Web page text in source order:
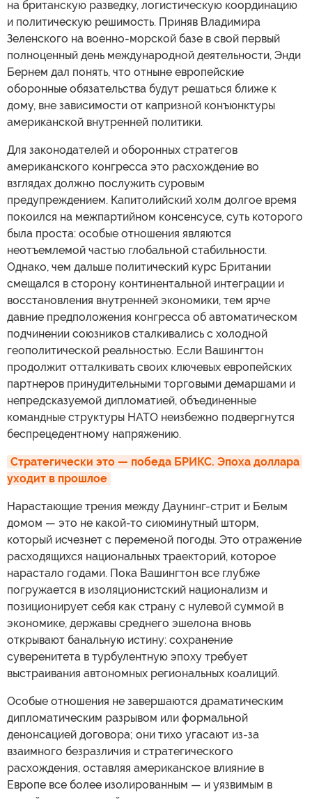
на британскую разведку, логистическую координацию
и политическую решимость. Приняв Владимира
Зеленского на военно-морской базе в свой первый
полноценный день международной деятельности, Энди
Бернем дал понять, что отныне европейские
оборонные обязательства будут решаться ближе к
дому, вне зависимости от капризной конъюнктуры
американской внутренней политики.
Для законодателей и оборонных стратегов
американского конгресса это расхождение во
взглядах должно послужить суровым
предупреждением. Капитолийский холм долгое время
покоился на межпартийном консенсусе, суть которого
была проста: особые отношения являются
неотъемлемой частью глобальной стабильности.
Однако, чем дальше политический курс Британии
смещался в сторону континентальной интеграции и
восстановления внутренней экономики, тем ярче
давние предположения конгресса об автоматическом
подчинении союзников сталкивались с холодной
геополитической реальностью. Если Вашингтон
продолжит отталкивать своих ключевых европейских
партнеров принудительными торговыми демаршами и
непредсказуемой дипломатией, объединенные
командные структуры НАТО неизбежно подвергнутся
беспрецедентному напряжению.
Стратегически это — победа БРИКС. Эпоха доллара
уходит в прошлое
Нарастающие трения между Даунинг-стрит и Белым
домом — это не какой-то сиюминутный шторм,
который исчезнет с переменой погоды. Это отражение
расходящихся национальных траекторий, которое
нарастало годами. Пока Вашингтон все глубже
погружается в изоляционистский национализм и
позиционирует себя как страну с нулевой суммой в
экономике, державы среднего эшелона вновь
открывают банальную истину: сохранение
суверенитета в турбулентную эпоху требует
выстраивания автономных региональных коалиций.
Особые отношения не завершаются драматическим
дипломатическим разрывом или формальной
денонсацией договора; они тихо угасают из-за
взаимного безразличия и стратегического
расхождения, оставляя американское влияние в
Европе все более изолированным — и уязвимым в